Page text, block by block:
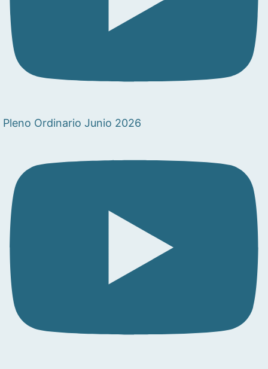
Pleno Ordinario Junio 2026